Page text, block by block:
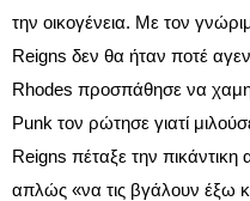
την οικογένεια. Με τον
Reigns δεν θα ήταν ποτέ
Rhodes προσπάθησε να
Punk τον ρώτησε γιατί
Reigns πέταξε την
απλώς «να τις βγάλουν έξω